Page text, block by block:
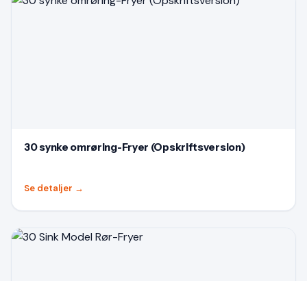
30 synke omrøring-Fryer (Opskriftsversion)
Se detaljer →